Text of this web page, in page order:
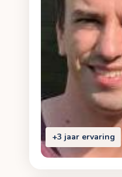
+3 jaar ervaring